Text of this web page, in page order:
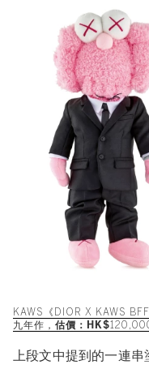
KAWS《DIOR X KAWS
九年作， 估價：HK$
上段文中提到的一連